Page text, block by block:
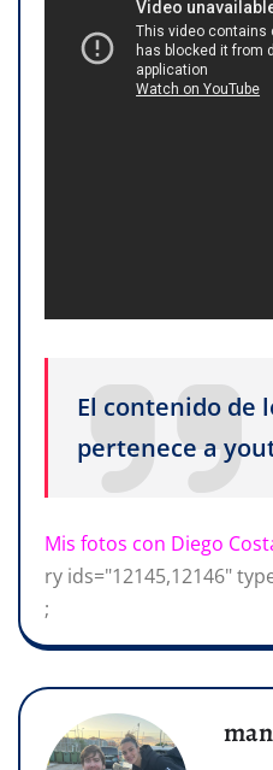
El contenido de
pertenece a
Mis fotos con Diego
ry ids="12145,12146"
;